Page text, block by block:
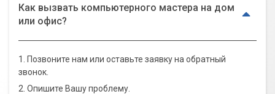
Как вызвать компьютерного мастера на дом
или офис?
1. Позвоните нам или оставьте заявку на обратный
звонок.
2. Опишите Вашу проблему.